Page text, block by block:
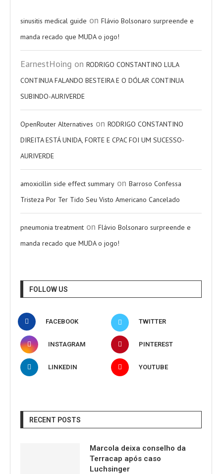
sinusitis medical guide on Flávio Bolsonaro surpreende e
manda recado que MUDA o jogo!
EarnestHoing on RODRIGO CONSTANTINO LULA
CONTINUA FALANDO BESTEIRA E O DÓLAR CONTINUA
SUBINDO-AURIVERDE
OpenRouter Alternatives on RODRIGO CONSTANTINO
DIREITA ESTÁ UNIDA, FORTE E CPAC FOI UM SUCESSO-
AURIVERDE
amoxicillin side effect summary on Barroso Confessa
Tristeza Por Ter Tido Seu Visto Americano Cancelado
pneumonia treatment on Flávio Bolsonaro surpreende e
manda recado que MUDA o jogo!
FOLLOW US
FACEBOOK TWITTER
INSTAGRAM PINTEREST
LINKEDIN YOUTUBE
RECENT POSTS
Marcola deixa conselho da
Terracap após caso
Luchsinger